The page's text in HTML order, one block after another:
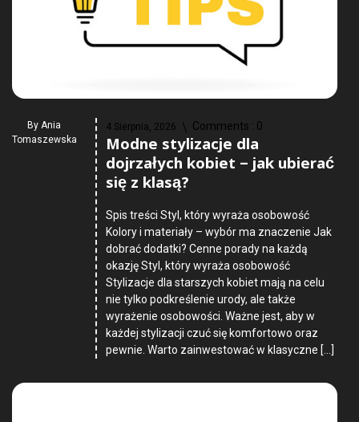
By Ania
Tomaszewska
4 Sierpnia, 2026 Comments : 0
Modne stylizacje dla
dojrzałych kobiet – jak ubierać
się z klasą?
Spis treści Styl, który wyraża osobowość
Kolory i materiały – wybór ma znaczenie Jak
dobrać dodatki? Cenne porady na każdą
okazję Styl, który wyraża osobowość
Stylizacje dla starszych kobiet mają na celu
nie tylko podkreślenie urody, ale także
wyrażenie osobowości. Ważne jest, aby w
każdej stylizacji czuć się komfortowo oraz
pewnie. Warto zainwestować w klasyczne […]